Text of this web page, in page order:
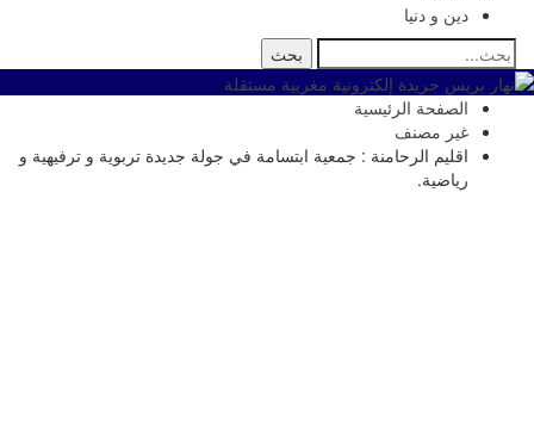
دين و دنيا
الصفحة الرئيسية
غير مصنف
اقليم الرحامنة : جمعية ابتسامة في جولة جديدة تربوية و ترفيهية و
رياضية.